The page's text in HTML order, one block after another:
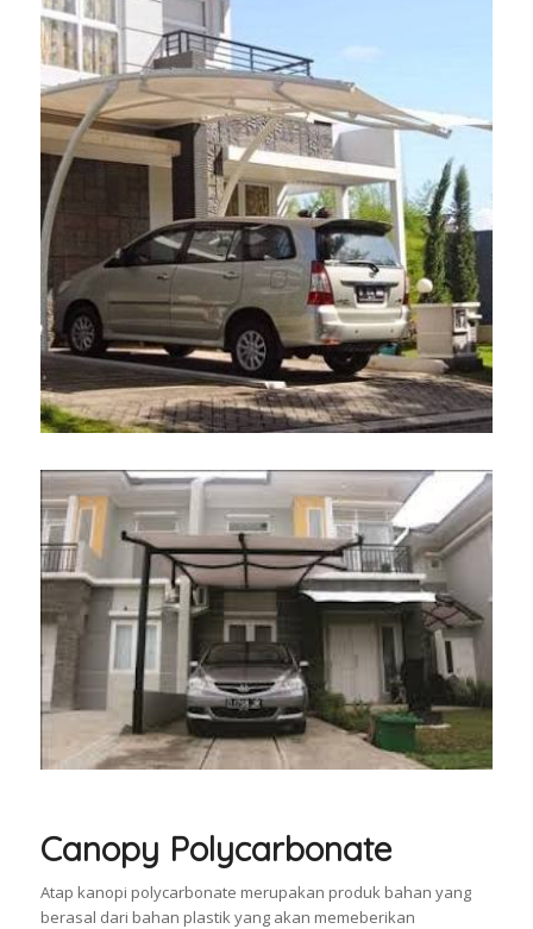
Canopy Polycarbonate
Atap kanopi polycarbonate merupakan produk bahan yang
berasal dari bahan plastik yang akan memeberikan